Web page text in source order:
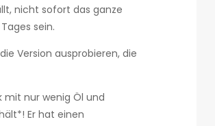
nicht sofort das ganze
sein.
Version ausprobieren, die
mit nur wenig Öl und
Er hat einen